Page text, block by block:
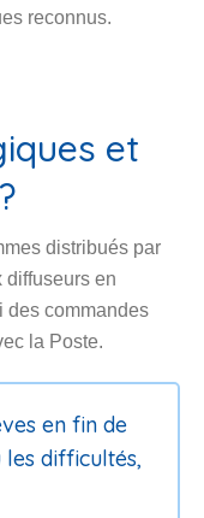
et
distribués par
en
commandes
en fin de
difficultés,